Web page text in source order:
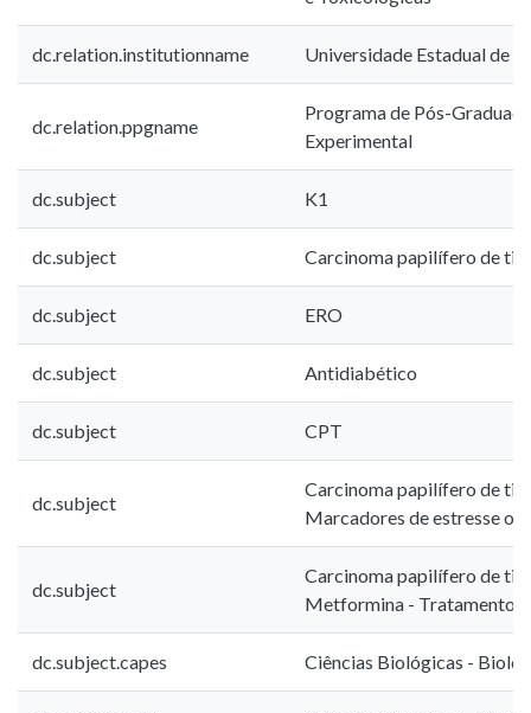
dc.relation.institutionname Universidade Estadual de
dc.relation.ppgname
Programa de Pós-
Experimental
dc.subject K1
dc.subject Carcinoma papilífero de
dc.subject ERO
dc.subject Antidiabético
dc.subject CPT
dc.subject
Carcinoma papilífero de
Marcadores de estresse
dc.subject
Carcinoma papilífero de
Metformina - Tratamento
dc.subject.capes Ciências Biológicas -